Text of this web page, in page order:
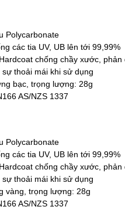
Polycarbonate
các tia UV, UB lên tới 99,99%
chống chầy xước, phản
thoải mái khi sử dụng
bạc, trọng lượng: 28g
AS/NZS 1337
Polycarbonate
các tia UV, UB lên tới 99,99%
chống chầy xước, phản
thoải mái khi sử dụng
vàng, trọng lượng: 28g
AS/NZS 1337